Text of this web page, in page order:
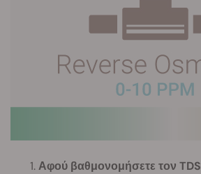
Αφού βαθμονομήσετε τον TDS